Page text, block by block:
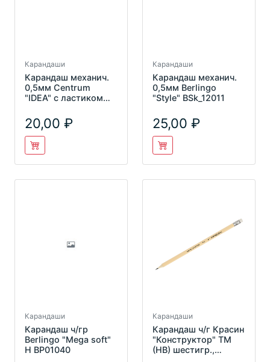
Карандаши
Карандаш механич.
0,5мм Centrum
"IDEA" с ластиком
20,00
Карандаши
Карандаш механич.
0,5мм Berlingo
"Style" BSk_12011
25,00
Карандаши
Карандаш ч/гр
Berlingo "Mega soft"
H ВР01040
Карандаши
Карандаш ч/г Красин
"Конструктор" ТМ
(HB) шестигр.,